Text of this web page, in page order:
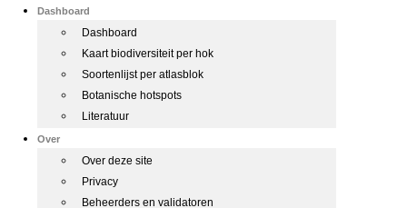
Dashboard
Dashboard
Kaart biodiversiteit per hok
Soortenlijst per atlasblok
Botanische hotspots
Literatuur
Over
Over deze site
Privacy
Beheerders en validatoren